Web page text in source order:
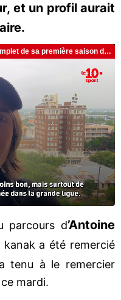
et un profil aurait
d’Antoine
kanak a été remercié
tenu à le remercier
mardi.